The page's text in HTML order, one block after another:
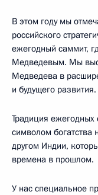
В этом году мы
российского
ежегодный саммит,
Медведевым. Мы
Медведева в
и будущего развития.
Традиция ежегодных
символом богатства
другом Индии,
времена в прошлом.
У нас специальное